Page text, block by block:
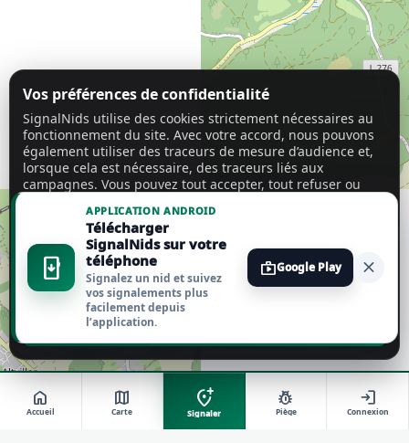
home
Accueil
map
Carte
add_location_alt
Signaler
pest_control
Piège
login
Connexion
install_mobile
APPLICATION ANDROID
Télécharger
SignalNids sur votre
téléphone
Signalez un nid et suivez
vos signalements plus
facilement depuis
l’application.
shopGoogle Play close
Vos préférences de confidentialité
SignalNids utilise des cookies strictement nécessaires au
fonctionnement du site. Avec votre accord, nous pouvons
également utiliser des traceurs de mesure d’audience et,
lorsque cela est nécessaire, des traceurs liés aux
campagnes. Vous pouvez tout accepter, tout refuser ou
Tout accepter
Tout refuser